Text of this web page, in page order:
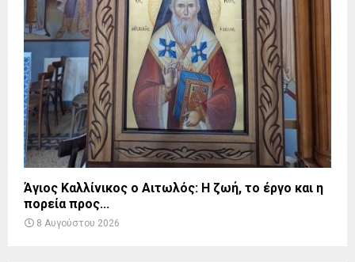
Άγιος Καλλίνικος ο Αιτωλός: Η ζωή, το έργο και η
πορεία προς...
8 Αυγούστου 2026